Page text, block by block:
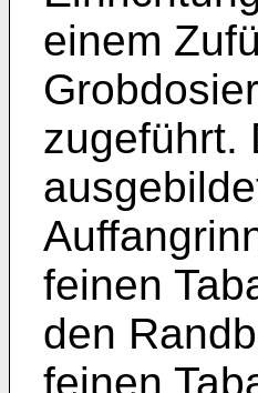
einem
zugeführt.
feinen
den
feinen